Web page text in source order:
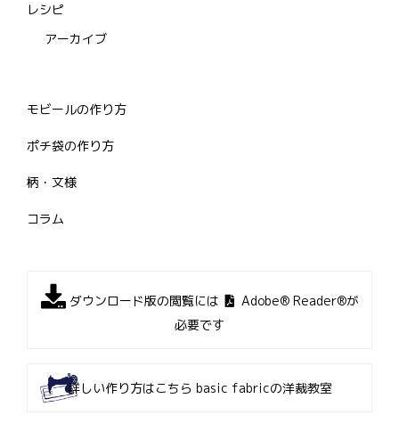
レシピ
アーカイブ
モビールの作り方
ポチ袋の作り方
柄・文様
コラム
ダウンロード版の閲覧には
Adobe® Reader®が
必要です
詳しい作り方はこちら basic fabricの洋裁教室